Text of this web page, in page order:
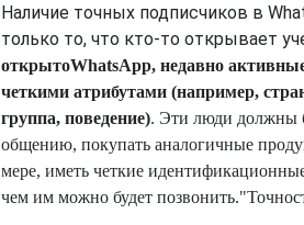
Наличие точных подписчиков в
только то, что кто-то открывает
открытоWhatsApp, недавно
четкими атрибутами (например,
группа, поведение). Эти люди должны
общению, покупать аналогичные
мере, иметь четкие
чем им можно будет позвонить.